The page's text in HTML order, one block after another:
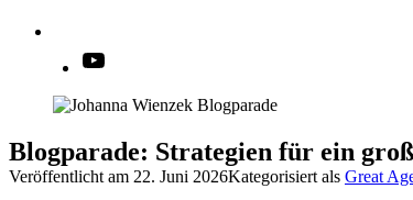
Blogparade: Strategien für ein
Veröffentlicht am 22. Juni 2026Kategorisiert als Great